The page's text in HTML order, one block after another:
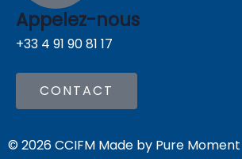
Appelez-nous
+33 4 91 90 81 17
CONTACT
© 2026 CCIFM Made by Pure Moment